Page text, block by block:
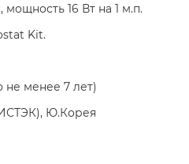
16 Вт на 1 м.п.
Kit.
не менее 7 лет)
Ю.Корея